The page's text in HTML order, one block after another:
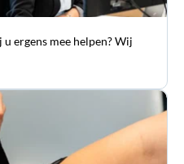
ergens mee helpen? Wij